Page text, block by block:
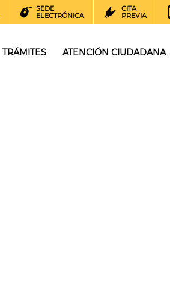
SEDE
ELECTRÓNICA
CITA
PREVIA
TRÁMITES ATENCIÓN CIUDADANA